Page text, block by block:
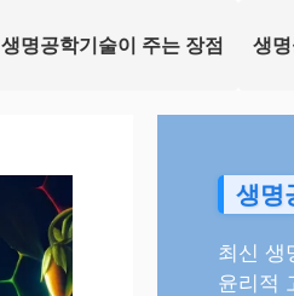
생명공학기술이 주는 장점 생
생명
최신 생
윤리적